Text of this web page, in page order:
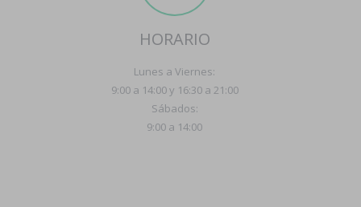
HORARIO
Lunes a Viernes:
9:00 a 14:00 y 16:30 a 21:00
Sábados:
9:00 a 14:00